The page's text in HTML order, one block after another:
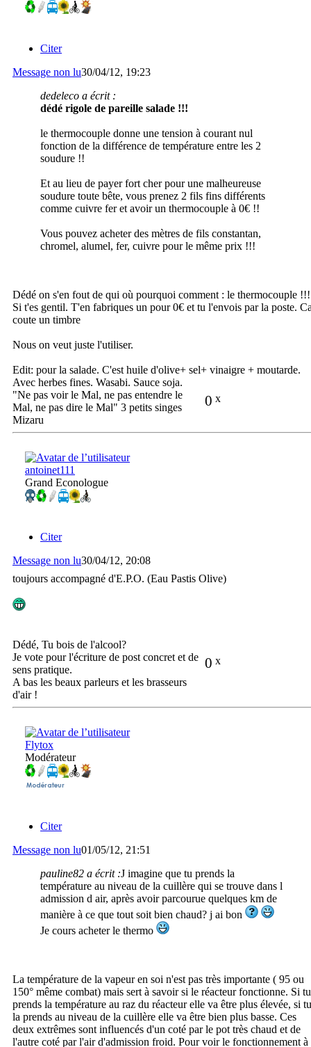
Citer
Message non lu30/04/12, 19:23
dedeleco a écrit :
dédé rigole de pareille salade !!!
le thermocouple donne une tension à courant nul
fonction de la différence de température entre les 2
soudure !!
Et au lieu de payer fort cher pour une malheureuse
soudure toute bête, vous prenez 2 fils fins différents
comme cuivre fer et avoir un thermocouple à 0€ !!
Vous pouvez acheter des mètres de fils constantan,
chromel, alumel, fer, cuivre pour le même prix !!!
Dédé on s'en fout de qui où pourquoi comment : le thermocouple !!!
Si t'es gentil. T'en fabriques un pour 0€ et tu l'envois par la poste.
coute un timbre
Nous on veut juste l'utiliser.
Edit: pour la salade. C'est huile d'olive+ sel+ vinaigre + moutarde.
Avec herbes fines. Wasabi. Sauce soja.
0 x
"Ne pas voir le Mal, ne pas entendre le
Mal, ne pas dire le Mal" 3 petits singes
Mizaru
antoinet111
Grand Econologue
Citer
Message non lu30/04/12, 20:08
toujours accompagné d'E.P.O. (Eau Pastis Olive)
Dédé, Tu bois de l'alcool?
0 x
Je vote pour l'écriture de post concret et de
sens pratique.
A bas les beaux parleurs et les brasseurs
d'air !
Flytox
Modérateur
Citer
Message non lu01/05/12, 21:51
pauline82 a écrit :J imagine que tu prends la
température au niveau de la cuillère qui se trouve dans l
admission d air, après avoir parcourue quelques km de
manière à ce que tout soit bien chaud? j ai bon
Je cours acheter le thermo
La température de la vapeur en soi n'est pas très importante ( 95 ou
150° même combat) mais sert à savoir si le réacteur fonctionne. Si tu
prends la température au raz du réacteur elle va être plus élevée, si tu
la prends au niveau de la cuillère elle va être bien plus basse. Ces
deux extrêmes sont influencés d'un coté par le pot très chaud et de
l'autre coté par l'air d'admission froid. Pour voir le fonctionnement à